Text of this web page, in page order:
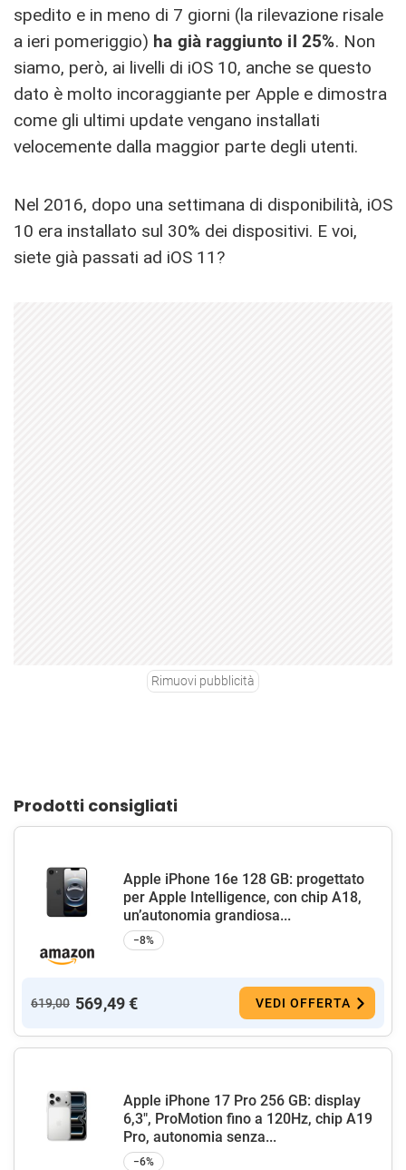
spedito e in meno di 7 giorni (la rilevazione risale
a ieri pomeriggio) ha già raggiunto il 25%. Non
siamo, però, ai livelli di iOS 10, anche se questo
dato è molto incoraggiante per Apple e dimostra
come gli ultimi update vengano installati
velocemente dalla maggior parte degli utenti.
Nel 2016, dopo una settimana di disponibilità, iOS
10 era installato sul 30% dei dispositivi. E voi,
siete già passati ad iOS 11?
Rimuovi pubblicità
Prodotti consigliati
Apple iPhone 16e 128 GB: progettato
per Apple Intelligence, con chip A18,
un’autonomia grandiosa...
−8%
619,00 569,49 € VEDI OFFERTA
Apple iPhone 17 Pro 256 GB: display
6,3", ProMotion fino a 120Hz, chip A19
Pro, autonomia senza...
−6%